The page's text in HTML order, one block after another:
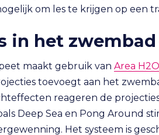
om les te krijgen op een
in het
maakt gebruik van Area H2O
toevoegt aan het
reageren de
Deep Sea en Pong Around
Het systeem is